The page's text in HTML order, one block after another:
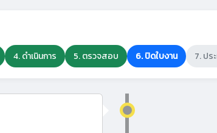
4. ดำเนินการ 5. ตรวจสอบ 6. ปิดใบงาน 7. ปร